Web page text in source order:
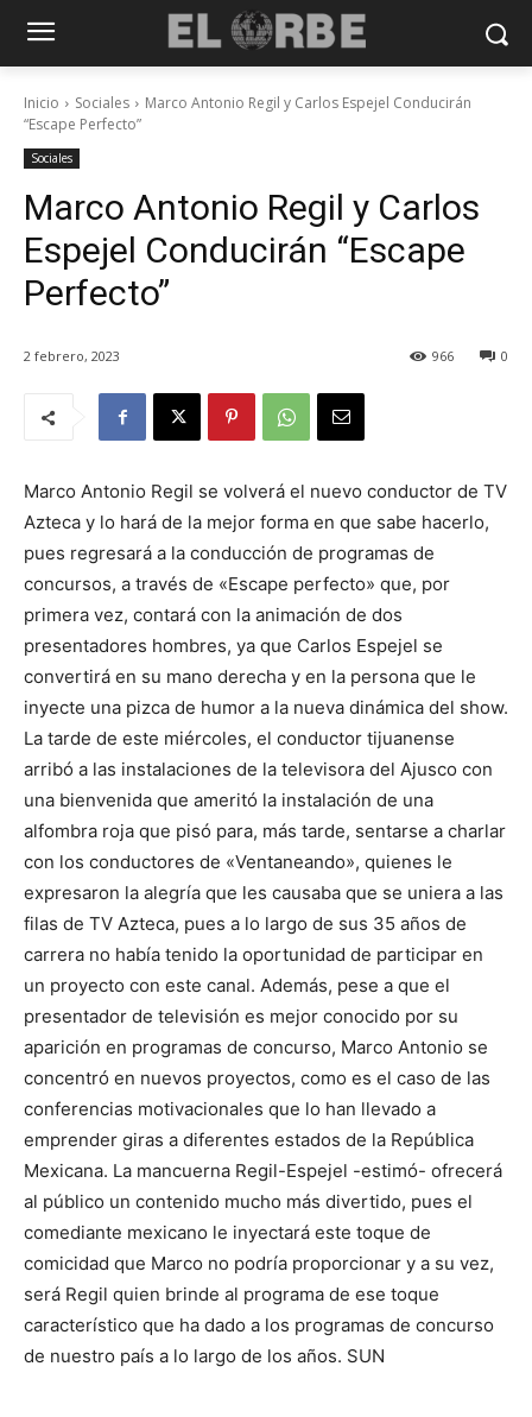
Inicio Sociales
Marco Antonio Regil y Carlos Espejel Conducirán
“Escape Perfecto”
Sociales
Marco Antonio Regil y Carlos
Espejel Conducirán “Escape
Perfecto”
2 febrero, 2023 0
966
Marco Antonio Regil se volverá el nuevo conductor de TV
Azteca y lo hará de la mejor forma en que sabe hacerlo,
pues regresará a la conducción de programas de
concursos, a través de «Escape perfecto» que, por
primera vez, contará con la animación de dos
presentadores hombres, ya que Carlos Espejel se
convertirá en su mano derecha y en la persona que le
inyecte una pizca de humor a la nueva dinámica del show.
La tarde de este miércoles, el conductor tijuanense
arribó a las instalaciones de la televisora del Ajusco con
una bienvenida que ameritó la instalación de una
alfombra roja que pisó para, más tarde, sentarse a charlar
con los conductores de «Ventaneando», quienes le
expresaron la alegría que les causaba que se uniera a las
filas de TV Azteca, pues a lo largo de sus 35 años de
carrera no había tenido la oportunidad de participar en
un proyecto con este canal. Además, pese a que el
presentador de televisión es mejor conocido por su
aparición en programas de concurso, Marco Antonio se
concentró en nuevos proyectos, como es el caso de las
conferencias motivacionales que lo han llevado a
emprender giras a diferentes estados de la República
Mexicana. La mancuerna Regil-Espejel -estimó- ofrecerá
al público un contenido mucho más divertido, pues el
comediante mexicano le inyectará este toque de
comicidad que Marco no podría proporcionar y a su vez,
será Regil quien brinde al programa de ese toque
característico que ha dado a los programas de concurso
de nuestro país a lo largo de los años. SUN